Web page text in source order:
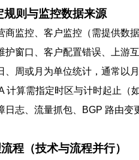
则与监控数据来源
商监控、客户监控（需提供数
护窗口、客户配置错误、上游
、周或月为单位统计，通常以
计算需指定时区与计时起止（
日志、流量抓包、BGP 路由变
程（技术与流程并行）